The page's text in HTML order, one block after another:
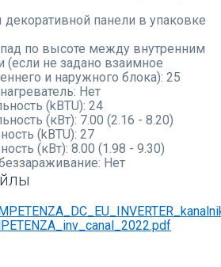
декоративной панели в упаковке
по высоте между внутренним
(если не задано взаимное
и наружного блока): 25
Нет
(kBTU): 24
(кВт): 7.00 (2.16 - 8.20)
(kBTU): 27
(кВт): 8.00 (1.98 - 9.30)
Нет